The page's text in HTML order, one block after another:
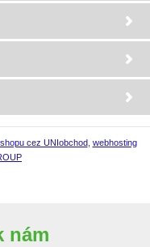
cez UNIobchod, webhosting
nám